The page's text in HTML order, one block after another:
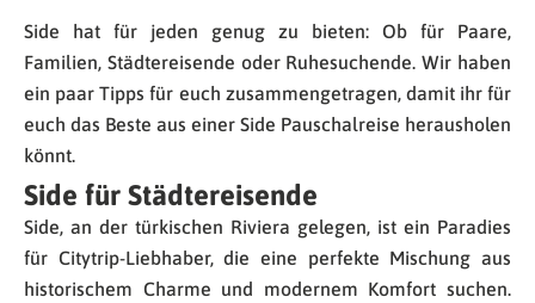
Side hat für jeden genug zu bieten: Ob für Paare,
Familien, Städtereisende oder Ruhesuchende. Wir haben
ein paar Tipps für euch zusammengetragen, damit ihr für
euch das Beste aus einer Side Pauschalreise herausholen
könnt.
Side für Städtereisende
Side, an der türkischen Riviera gelegen, ist ein Paradies
für Citytrip-Liebhaber, die eine perfekte Mischung aus
historischem Charme und modernem Komfort suchen.